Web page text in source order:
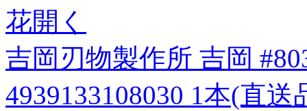
花開く
吉岡刃物製作所 吉岡
4939133108030 1本(直送